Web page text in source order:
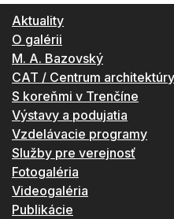
Aktuality
O galérii
M. A. Bazovský
CAT / Centrum
S koreňmi v Trenčíne
Výstavy a podujatia
Vzdelávacie programy
Služby pre verejnosť
Fotogaléria
Videogaléria
Publikácie